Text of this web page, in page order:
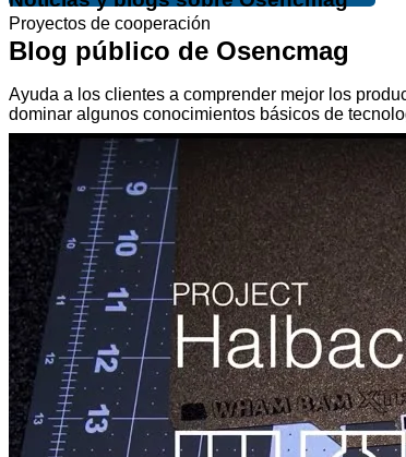
Proyectos de cooperación
Blog público de Osencmag
Ayuda a los clientes a comprender mejor los
dominar algunos conocimientos básicos de